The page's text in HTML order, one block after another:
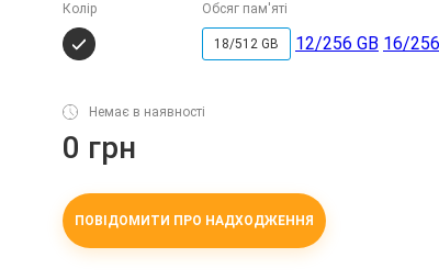
Колір Обсяг пам'яті
18/512 GB 12/256 GB 16/
Немає в наявності
0 грн
ПОВІДОМИТИ ПРО НАДХОДЖЕННЯ